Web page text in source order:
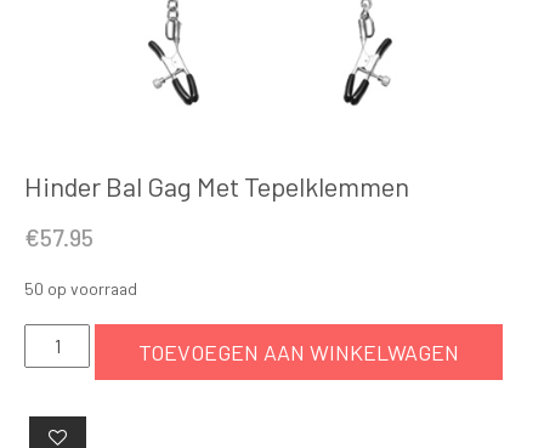
Hinder Bal Gag Met Tepelklemmen
€57.95
50 op voorraad
Hinder
Bal
Met
TOEVOEGEN AAN WINKELWAGEN